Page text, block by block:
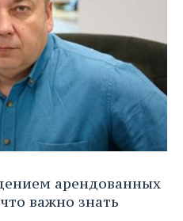
арендованных
важно знать